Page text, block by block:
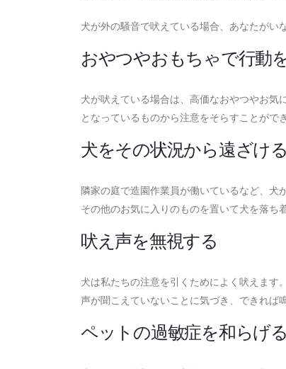
犬が外の騒音で吠えている場合、あなたがい
おやつやおもちゃで行動
犬が吠えている場合は、高価なおやつやお気
となっているものから注意をそらすことがで
犬をその状況から遠ざける
隣家の庭で造園作業員が働いているなど、犬
その他のお気に入りのものを置いて犬を落ち
吠え声を無視する
犬は私たちの注意を引くためによく吠えま
声が聞こえていないことに気づき、できれば
ペットの過敏症を和らげる